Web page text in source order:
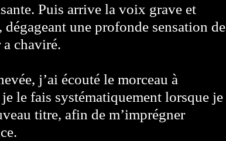
Puis arrive la voix grave et
une profonde sensation de
chaviré.
j’ai écouté le morceau à
le fais systématiquement lorsque je
titre, afin de m’imprégner